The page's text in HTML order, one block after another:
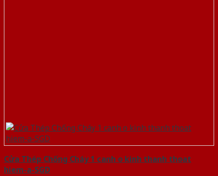
Cửa Thép Chống Cháy 1 canh o kinh thanh thoat
hiem-a-SGD